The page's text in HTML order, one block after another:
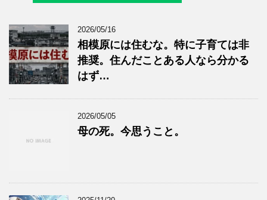
2026/05/16
相模原には住むな。特に子育ては非
推奨。住んだことある人なら分かる
はず…
2026/05/05
母の死。今思うこと。